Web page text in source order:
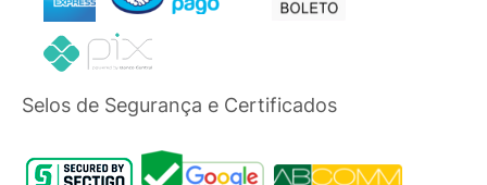
Selos de Segurança e Certificados